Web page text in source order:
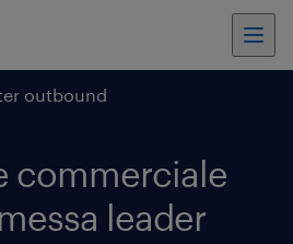
outbound
commerciale
leader